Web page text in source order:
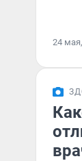
24